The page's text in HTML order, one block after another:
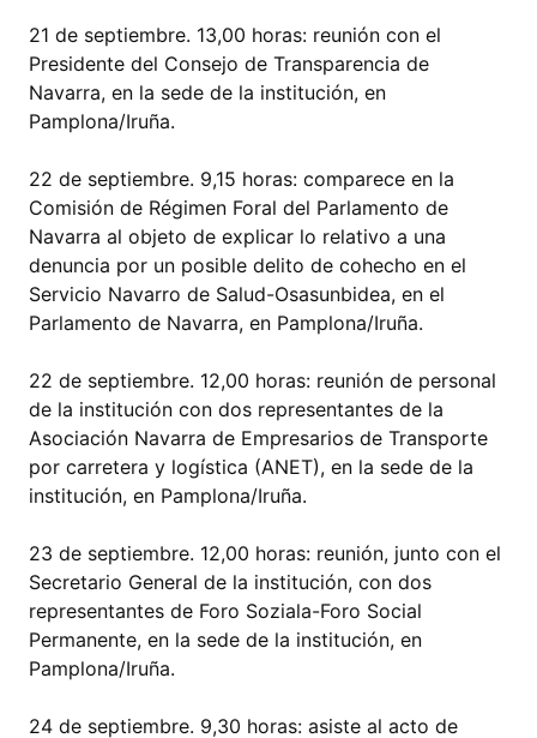
21 de septiembre. 13,00 horas: reunión con el
Presidente del Consejo de Transparencia de
Navarra, en la sede de la institución, en
Pamplona/Iruña.
22 de septiembre. 9,15 horas: comparece en la
Comisión de Régimen Foral del Parlamento de
Navarra al objeto de explicar lo relativo a una
denuncia por un posible delito de cohecho en el
Servicio Navarro de Salud-Osasunbidea, en el
Parlamento de Navarra, en Pamplona/Iruña.
22 de septiembre. 12,00 horas: reunión de personal
de la institución con dos representantes de la
Asociación Navarra de Empresarios de Transporte
por carretera y logística (ANET), en la sede de la
institución, en Pamplona/Iruña.
23 de septiembre. 12,00 horas: reunión, junto con el
Secretario General de la institución, con dos
representantes de Foro Soziala-Foro Social
Permanente, en la sede de la institución, en
Pamplona/Iruña.
24 de septiembre. 9,30 horas: asiste al acto de